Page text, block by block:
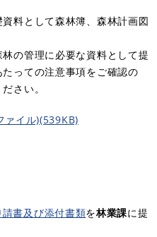
料として森林簿、森林計画図
の管理に必要な資料として提
っての注意事項をご確認の
さい。
ァイル)(539KB)
書及び添付書類を林業課に提